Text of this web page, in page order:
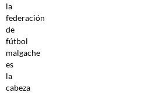
la
federación
de
fútbol
malgache
es
la
cabeza